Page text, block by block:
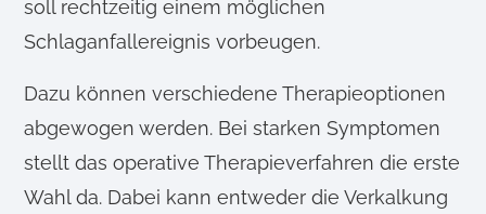
soll rechtzeitig einem möglichen
Schlaganfallereignis vorbeugen.
Dazu können verschiedene Therapieoptionen
abgewogen werden. Bei starken Symptomen
stellt das operative Therapieverfahren die erste
Wahl da. Dabei kann entweder die Verkalkung